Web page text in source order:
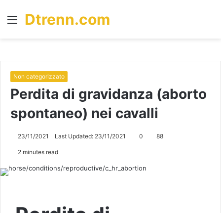
Menu
Dtrenn.com
Non categorizzato
Perdita di gravidanza (aborto
spontaneo) nei cavalli
23/11/2021 Last Updated: 23/11/2021 0 88
2 minutes read